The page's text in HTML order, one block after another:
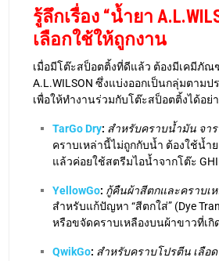
รู้ลึกเรื่อง “น้ำยา
เลือกใช้ให้ถูกงาน
เมื่อมีโต๊ะสป็อตติ้งที่ดีแล้ว ต้องมีเคมีภั
A.L.WILSON ซึ่งแบ่งออกเป็นกลุ่มตามป
เพื่อให้ทำงานร่วมกับโต๊ะสป็อตติ้งได้อย่
TarGo Dry: สำหรับคราบน้ำมัน จา
คราบเหล่านี้ไม่ถูกกับน้ำ ต้องใช้น้ำ
แล้วค่อยใช้สตรีมไอน้ำจากโต๊ะ
YellowGo: กู้คืนผ้าสีตกและคราบเ
สำหรับแก้ปัญหา “สีตกใส่” (Dye
หรือขจัดคราบเหลืองบนผ้าขาวที่เกิ
QwikGo: สำหรับคราบโปรตีน เลือ